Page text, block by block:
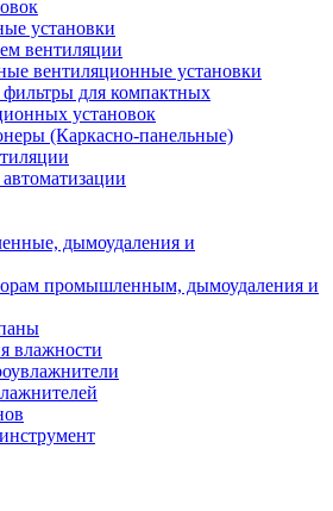
установки
вентиляции
вентиляционные установки
для компактных
установок
(Каркасно-панельные)
дымоудаления и
промышленным, дымоудаления и
влажности